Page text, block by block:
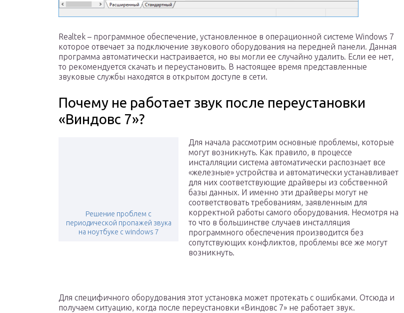
Realtek – программное обеспечение, установленное в операционной системе Windows 7
которое отвечает за подключение звукового оборудования на передней панели. Данная
программа автоматически настраивается, но вы могли ее случайно удалить. Если ее нет,
то рекомендуется скачать и переустановить. В настоящее время представленные
звуковые службы находятся в открытом доступе в сети.
Почему не работает звук после переустановки
«Виндовс 7»?
Решение проблем с
периодической пропажей звука
на ноутбуке с windows 7
Для начала рассмотрим основные проблемы, которые
могут возникнуть. Как правило, в процессе
инсталляции система автоматически распознает все
«железные» устройства и автоматически устанавливает
для них соответствующие драйверы из собственной
базы данных. И именно эти драйверы могут не
соответствовать требованиям, заявленным для
корректной работы самого оборудования. Несмотря на
то что в большинстве случаев инсталляция
программного обеспечения производится без
сопутствующих конфликтов, проблемы все же могут
возникнуть.
Для специфичного оборудования этот установка может протекать с ошибками. Отсюда и
получаем ситуацию, когда после переустановки «Виндовс 7» не работает звук.